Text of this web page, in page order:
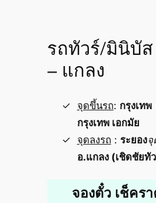
รถทัวร์/มินิบัส
– แกลง
จุดขึ้นรถ: กรุงเทพ
กรุงเทพ เอกมัย
จุดลงรถ : ระยองจุ
อ.แกลง (เชิดชัยทั
จองตั๋ว เช็คร